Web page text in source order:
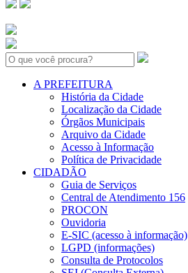
Search:
A PREFEITURA
História da Cidade
Localização da Cidade
Órgãos Municipais
Arquivo da Cidade
Acesso à Informação
Política de Privacidade
CIDADÃO
Guia de Serviços
Central de Atendimento 156
PROCON
Ouvidoria
E-SIC (acesso à informação)
LGPD (informações)
Consulta de Protocolos